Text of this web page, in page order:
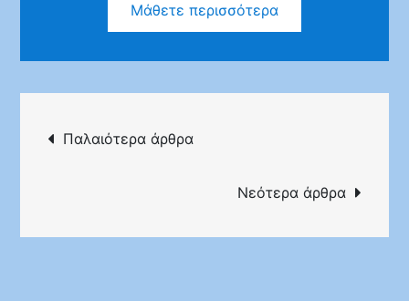
Μάθετε περισσότερα
άρθρων
Παλαιότερα άρθρα
Νεότερα άρθρα